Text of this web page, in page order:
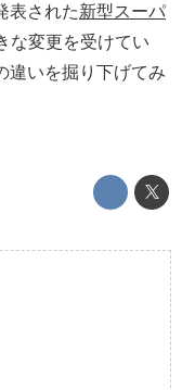
表された新型スーパ
な変更を受けてい
違いを掘り下げてみ